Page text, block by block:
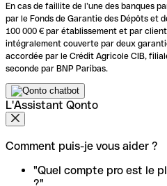
En cas de faillite de l’une des banques
par le Fonds de Garantie des Dépôts et
100 000 € par établissement et par
intégralement couverte par deux
accordée par le Crédit Agricole CIB,
seconde par BNP Paribas.
L'Assistant Qonto
Comment puis-je vous aider ?
"Quel compte pro est le